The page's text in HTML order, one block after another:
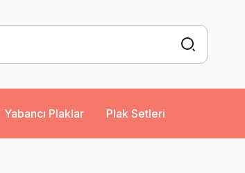
Yabancı Plaklar Plak Setleri